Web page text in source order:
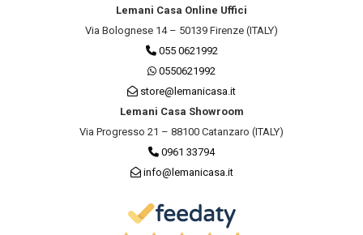
Lemani Casa Online Uffici
Via Bolognese 14 – 50139 Firenze (ITALY)
055 0621992
0550621992
store@lemanicasa.it
Lemani Casa Showroom
Via Progresso 21 – 88100 Catanzaro (ITALY)
0961 33794
info@lemanicasa.it